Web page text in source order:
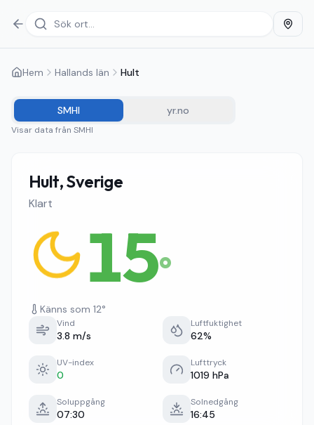
Hem Hallands län Hult
SMHI yr.no
Visar data från SMHI
Hult, Sverige
Klart
15°
Känns som 12°
Vind
3.8 m/s
Luftfuktighet
62%
UV-index
0
Lufttryck
1019 hPa
Soluppgång
07:30
Solnedgång
16:45